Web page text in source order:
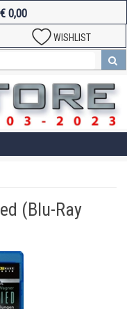
€ 0,00
WISHLIST
(Blu-Ray